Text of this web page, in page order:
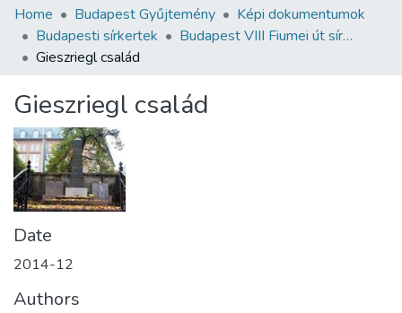
Communities & Collections
All of DSpace
About us
Home Budapest Gyűjtemény
Képi dokumentumok
Budapesti sírkertek
Budapest VIII Fiumei út sírkert 3. rész
Gieszriegl család
Gieszriegl család
Date
2014-12
Authors